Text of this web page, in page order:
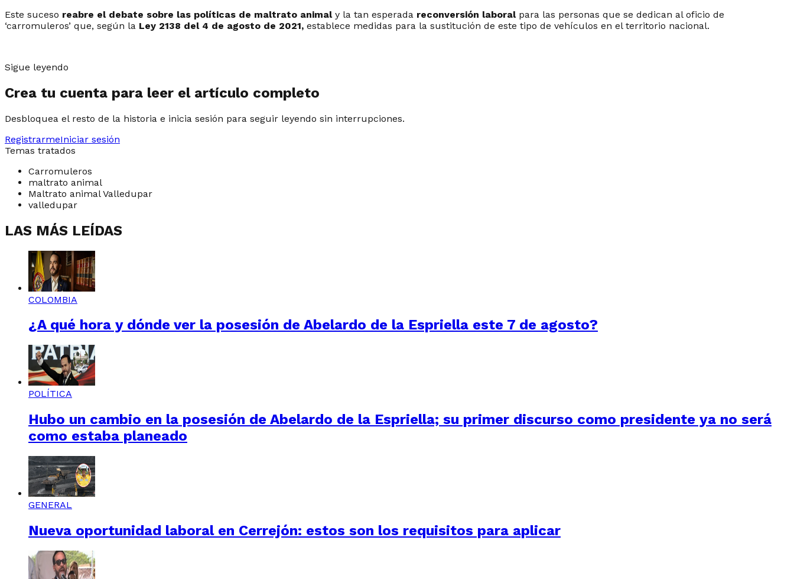
Este suceso reabre el debate sobre las políticas de maltrato animaly la tan esperada reconversión laboralpara las personas que se dedican al oficio de
‘carromuleros’ que, según la Ley 2138 del 4 de agosto de 2021, establece medidas para la sustitución de este tipo de vehículos en el territorio nacional.
Sigue leyendo
Crea tu cuenta para leer el artículo completo
Desbloquea el resto de la historia e inicia sesión para seguir leyendo sin interrupciones.
RegistrarmeIniciar sesión
Temas tratados
Carromuleros
maltrato animal
Maltrato animal Valledupar
valledupar
LAS MÁS LEÍDAS
COLOMBIA
¿A qué hora y dónde ver la posesión de Abelardo de la Espriella este 7 de agosto?
POLÍTICA
Hubo un cambio en la posesión de Abelardo de la Espriella; su primer discurso como presidente ya no será
como estaba planeado
GENERAL
Nueva oportunidad laboral en Cerrejón: estos son los requisitos para aplicar